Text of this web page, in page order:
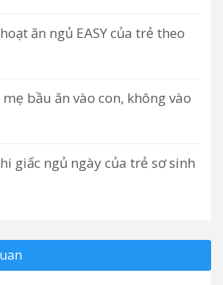
ăn ngủ EASY của trẻ theo
bầu ăn vào con, không vào
giấc ngủ ngày của trẻ sơ sinh